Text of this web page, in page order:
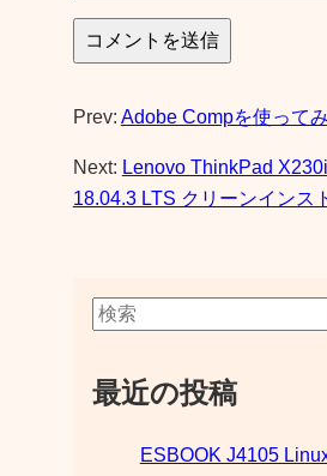
Prev: Adobe Compを使って
Next: Lenovo ThinkPad
18.04.3 LTS クリーンインス
最近の投稿
ESBOOK J4105